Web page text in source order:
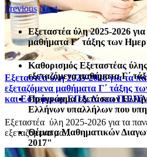
Εξεταστέα ύλη 2025-2026 για τα
εξεταζόμενα μαθήματα Γ΄ τάξης
και Εσπερινών ΕΠΑ.Λ. και
Εξεταστέα ύλη 2025-2026 για τα
εξεταζόμενα μα...
Previous Next
Εξεταστέα ύλη 2025-2026
μαθήματα Γ΄ τάξης των
Καθορισμός Eξεταστέας
εξεταζόμενα μαθήματα Γ΄
Πρόγραμμα εξετάσεων
Ελλήνων υπαλλήλων που
Θέματα Μαθηματικών
2017"